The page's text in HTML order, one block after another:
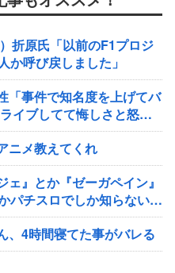
折原氏「以前のF1プロジ
か呼び戻しました」
「事件で知名度を上げてバ
イブしてて悔しさと怒り
ニメ教えてくれ
ェ』とか『ゼーガペイン』
パチスロでしか知らない謎
、4時間寝てた事がバレる